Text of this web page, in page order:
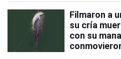
Filmaron a
su cría
con su